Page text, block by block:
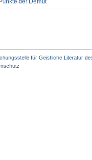
Punkte der Demut
für Geistliche Literatur